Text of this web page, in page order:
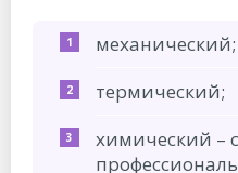
механический;
термический;
химический –